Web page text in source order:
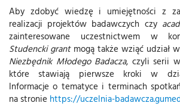
Aby zdobyć wiedzę i umiejętności z
realizacji projektów badawczych czy
zainteresowane uczestnictwem w
Studencki grantmogą także wziąć udział
Niezbędnik Młodego Badacza, czyli serii
które stawiają pierwsze kroki w
Informacje o tematyce i terminach
na stronie https://uczelnia-